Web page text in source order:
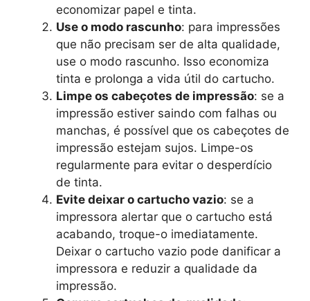
economizar papel e tinta.
Use o modo rascunho: para impressões
que não precisam ser de alta qualidade,
use o modo rascunho. Isso economiza
tinta e prolonga a vida útil do cartucho.
Limpe os cabeçotes de impressão: se a
impressão estiver saindo com falhas ou
manchas, é possível que os cabeçotes de
impressão estejam sujos. Limpe-os
regularmente para evitar o desperdício
de tinta.
Evite deixar o cartucho vazio: se a
impressora alertar que o cartucho está
acabando, troque-o imediatamente.
Deixar o cartucho vazio pode danificar a
impressora e reduzir a qualidade da
impressão.